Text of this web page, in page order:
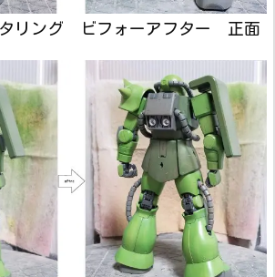
タリング ビフォーアフター 正面